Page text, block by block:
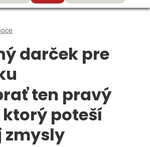
darček pre
ten pravý
poteší
zmysly